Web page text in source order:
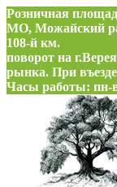
Розничная
МО, Можайский
108-й км.
поворот на
рынка. При
Часы работы: пн-